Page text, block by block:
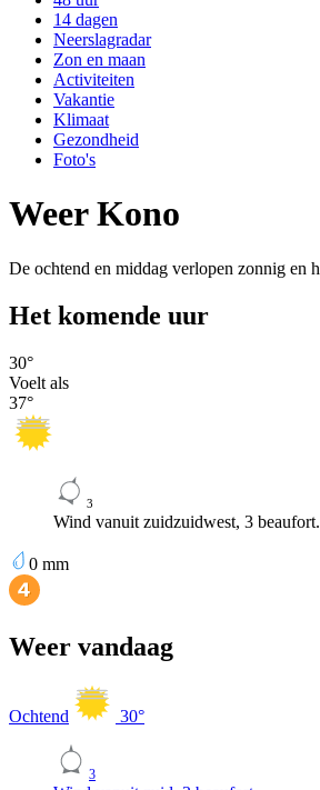
14 dagen
Neerslagradar
Zon en maan
Activiteiten
Vakantie
Klimaat
Gezondheid
Foto's
Weer Kono
De ochtend en middag verlopen zonnig en
Het komende uur
30°
Voelt als
37°
3
Wind vanuit zuidzuidwest, 3 beaufort.
0 mm
Weer vandaag
Ochtend 30°
3